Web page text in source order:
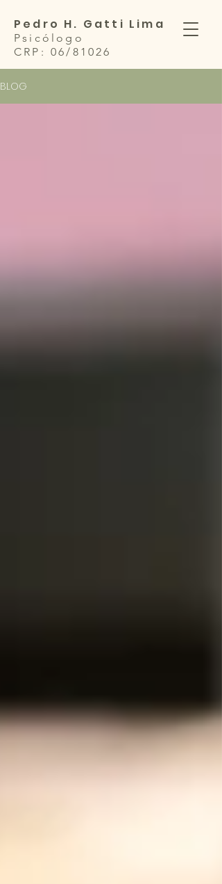
Pedro H. Gatti Lima
Psicólogo
CRP: 06/81026
BLOG